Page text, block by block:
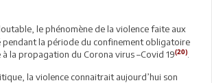
le phénomène de la violence faite aux
pendant la période du confinement obligatoire
à la propagation du Corona virus –Covid 19(20)
la violence connaitrait aujourd’hui son